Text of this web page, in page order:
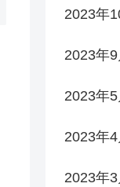
2023年
2023年9
2023年5
2023年4
2023年3